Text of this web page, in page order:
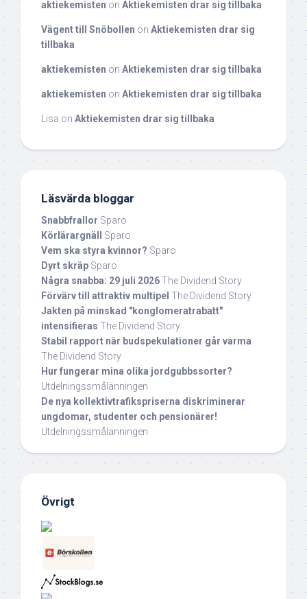
aktiekemisten on Aktiekemisten drar sig tillbaka
Vägent till Snöbollen on Aktiekemisten drar sig
tillbaka
aktiekemisten on Aktiekemisten drar sig tillbaka
aktiekemisten on Aktiekemisten drar sig tillbaka
Lisa on Aktiekemisten drar sig tillbaka
Läsvärda bloggar
Snabbfrallor Sparo
Körlärargnäll
Sparo
Vem ska styra kvinnor? Sparo
Dyrt skräp Sparo
Några snabba: 29 juli 2026The Dividend Story
Förvärv till attraktiv multipel The Dividend Story
Jakten på minskad "konglomeratrabatt"
intensifieras The Dividend Story
Stabil rapport när budspekulationer går varma
The Dividend Story
Hur fungerar mina olika jordgubbssorter?
Utdelningssmålänningen
De nya kollektivtrafikspriserna diskriminerar
ungdomar, studenter och pensionärer!
Utdelningssmålänningen
Övrigt